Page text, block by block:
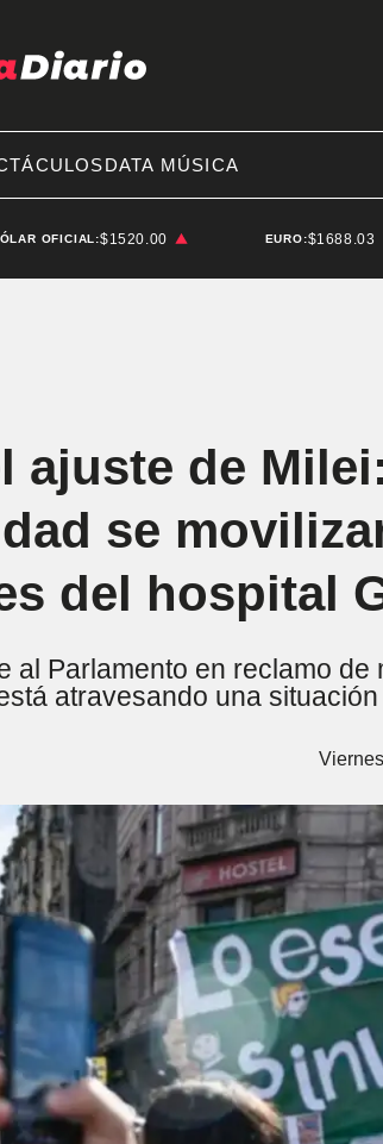
DATA MÚSICA
OFICIAL:$1520.00 EURO:$1688.03
ajuste de
se
del hospital
Parlamento en reclamo
atravesando una